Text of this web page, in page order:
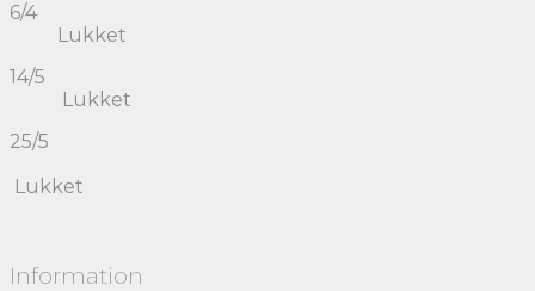
6/4
Lukket
14/5
Lukket
25/5
Lukket
Information